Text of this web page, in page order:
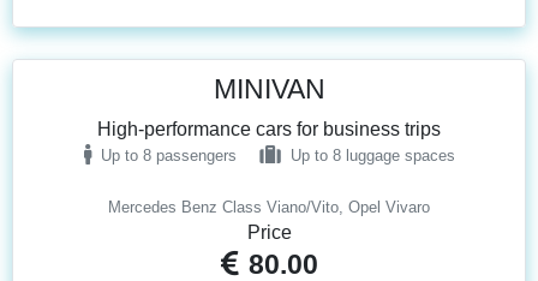
Mercedes Benz Class Viano/Vito, Opel Vivaro
MINIVAN
High-performance cars for business trips
Up to 8 passengers Up to 8 luggage spaces
Price
80.00